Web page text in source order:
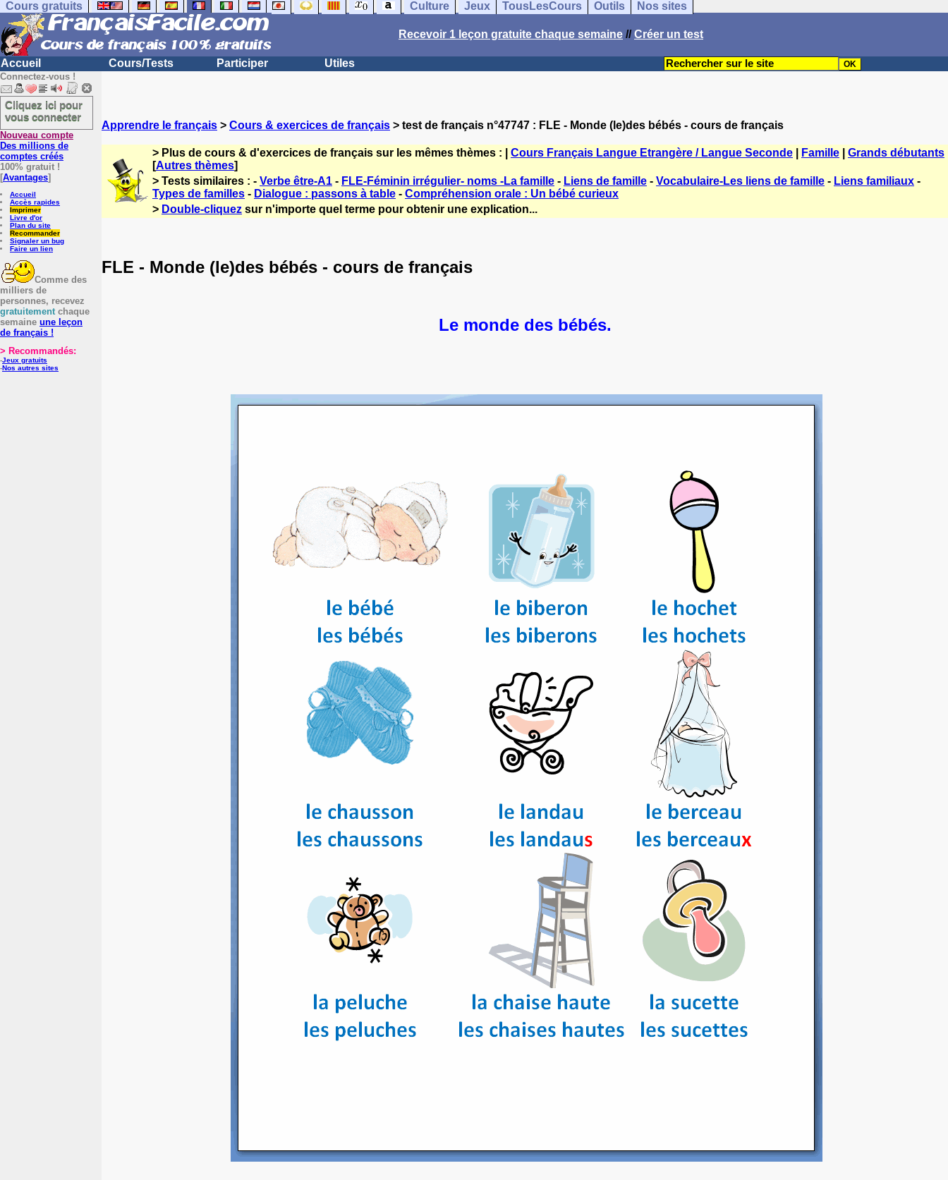
Cours gratuits Culture Jeux TousLesCours Outils Nos sites
Recevoir 1 leçon gratuite chaque semaine //Créer un test
Accueil Cours/Tests Participer Utiles
Connectez-vous !
Cliquez ici pour
vous connecter
Nouveau compte
Des millions de
comptes créés
100% gratuit !
[Avantages]
Accueil
Accès rapides
Imprimer
Livre d'or
Plan du site
Recommander
Signaler un bug
Faire un lien
Comme des
milliers de
personnes, recevez
gratuitementchaque
semaine une leçon
de français !
> Recommandés:
-Jeux gratuits
-Nos autres sites
Apprendre le français > Cours & exercices de français > test de français n°47747 : FLE - Monde (le)des bébés - cours de français
> Plus de cours & d'exercices de français sur les mêmes thèmes : | Cours Français Langue Etrangère / Langue Seconde Famille
Grands débutants
[Autres thèmes]
> Tests similaires : - Verbe être-A1 - FLE-Féminin irrégulier- noms -La famille - Liens de famille - Vocabulaire-Les liens de famille - Liens familiaux -
Types de familles - Dialogue : passons à table - Compréhension orale : Un bébé curieux
> Double-cliquez sur n'importe quel terme pour obtenir une explication...
FLE - Monde (le)des bébés - cours de français
Le monde des bébés.